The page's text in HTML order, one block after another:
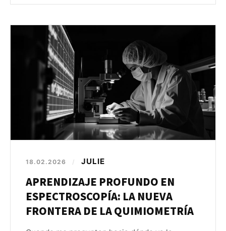
18.02.2026 / JULIE
APRENDIZAJE PROFUNDO EN
ESPECTROSCOPÍA: LA NUEVA
FRONTERA DE LA QUIMIOMETRÍA